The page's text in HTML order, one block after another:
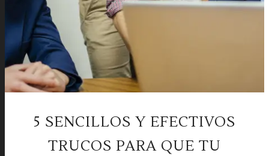
5 SENCILLOS Y EFECTIVOS
TRUCOS PARA QUE TU